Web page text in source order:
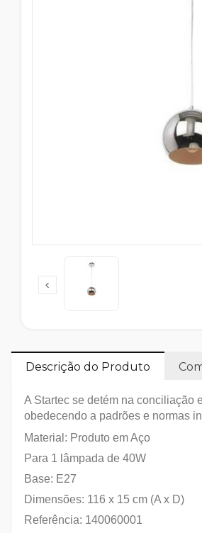
Descrição do Produto
A Startec se detém na conciliação
obedecendo a padrões e normas
Material: Produto em Aço
Para 1 lâmpada de 40W
Base: E27
Dimensões: 116 x 15 cm (A x D)
Referência: 140060001